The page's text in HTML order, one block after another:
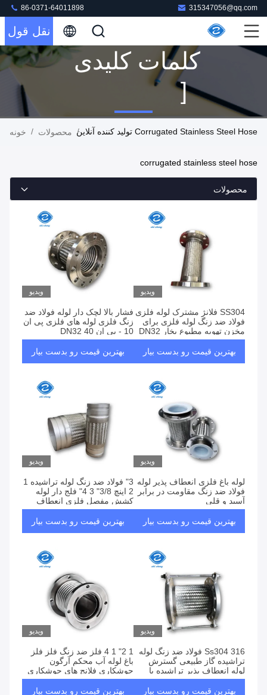
315347056@qq.com
86-0371-64011898
نقل قول
کلمات کلیدی
[
Corrugated
Steel Hose ]
محصولات
خونه / محصولات / Corrugated Stainless Steel Hose تولید کننده آنلاین
corrugated stainless steel hose
محصولات
ویدیو
SS304 فلانژ مشترک لوله فلزی
فولاد ضد زنگ لوله فلزی برای
مخزن تهویه مطبوع بخار DN32
DN3000mm
بهترین قیمت رو بدست بیار
ویدیو
فشار بالا لچک دار لوله فولاد ضد
زنگ فلزی لوله های فلزی پی ان
10 - پی ان 40 DN32
DN3000mm
بهترین قیمت رو بدست بیار
ویدیو
لوله باغ فلزی انعطاف پذیر لوله
فولاد ضد زنگ مقاومت در برابر
آسید و قلی
بهترین قیمت رو بدست بیار
ویدیو
3" فولاد ضد زنگ لوله تراشیده 1
2 اینچ 3/8" 3 4" فلج دار لوله
کشش مفصل فلزی انعطاف
پذیر
بهترین قیمت رو بدست بیار
ویدیو
Ss304 316 فولاد ضد زنگ لوله
تراشیده گاز طبیعی گسترش
لوله انعطاف پذیر تراشیده با
محدود کننده فلنج
بهترین قیمت رو بدست بیار
ویدیو
1 2" 1 4 فلز ضد زنگ فلز فلز
باغ لوله آب محکم آرگون
جوشکاری فلانج های جوشکاری
بهترین قیمت رو بدست بیار